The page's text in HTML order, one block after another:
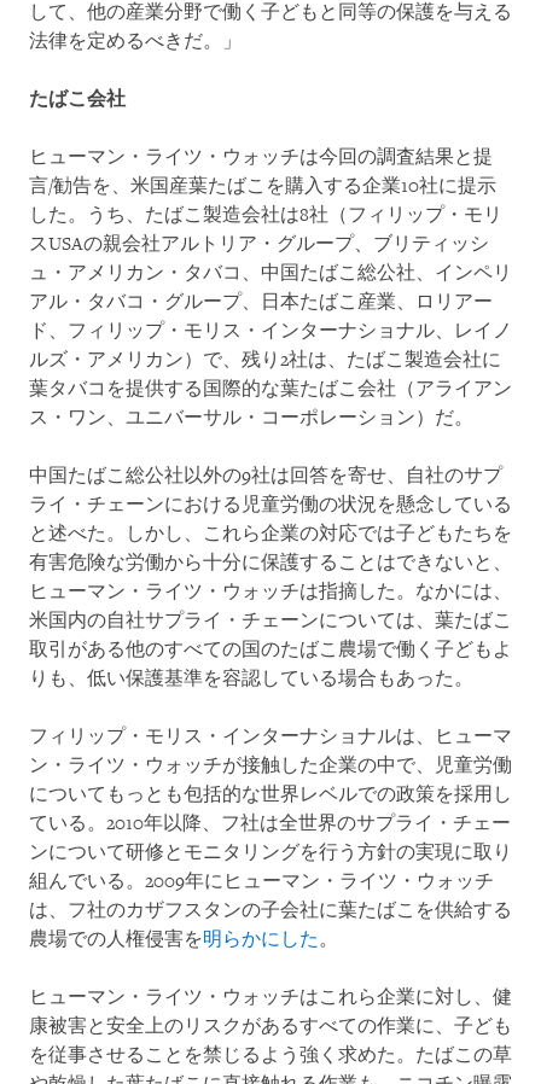
して、他の産業分野で働く子どもと同等の保護を与える
法律を定めるべきだ。」
たばこ会社
ヒューマン・ライツ・ウォッチは今回の調査結果と提
言/勧告を、米国産葉たばこを購入する企業10社に提示
した。うち、たばこ製造会社は8社（フィリップ・モリ
スUSAの親会社アルトリア・グループ、ブリティッシ
ュ・アメリカン・タバコ、中国たばこ総公社、インペリ
アル・タバコ・グループ、日本たばこ産業、ロリアー
ド、フィリップ・モリス・インターナショナル、レイノ
ルズ・アメリカン）で、残り2社は、たばこ製造会社に
葉タバコを提供する国際的な葉たばこ会社（アライアン
ス・ワン、ユニバーサル・コーポレーション）だ。
中国たばこ総公社以外の9社は回答を寄せ、自社のサプ
ライ・チェーンにおける児童労働の状況を懸念している
と述べた。しかし、これら企業の対応では子どもたちを
有害危険な労働から十分に保護することはできないと、
ヒューマン・ライツ・ウォッチは指摘した。なかには、
米国内の自社サプライ・チェーンについては、葉たばこ
取引がある他のすべての国のたばこ農場で働く子どもよ
りも、低い保護基準を容認している場合もあった。
フィリップ・モリス・インターナショナルは、ヒューマ
ン・ライツ・ウォッチが接触した企業の中で、児童労働
についてもっとも包括的な世界レベルでの政策を採用し
ている。2010年以降、フ社は全世界のサプライ・チェー
ンについて研修とモニタリングを行う方針の実現に取り
組んでいる。2009年にヒューマン・ライツ・ウォッチ
は、フ社のカザフスタンの子会社に葉たばこを供給する
農場での人権侵害を明らかにした。
ヒューマン・ライツ・ウォッチはこれら企業に対し、健
康被害と安全上のリスクがあるすべての作業に、子ども
を従事させることを禁じるよう強く求めた。たばこの草